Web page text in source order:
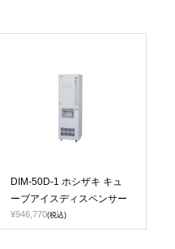
DIM-50D-1 ホシザキ キュ
ーブアイスディスペンサー
¥946,770(税込)